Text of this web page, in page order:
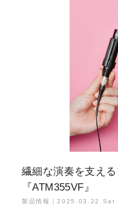
繊細な演奏を支え
『ATM355VF』
製品情報｜2025.03.22 Sat